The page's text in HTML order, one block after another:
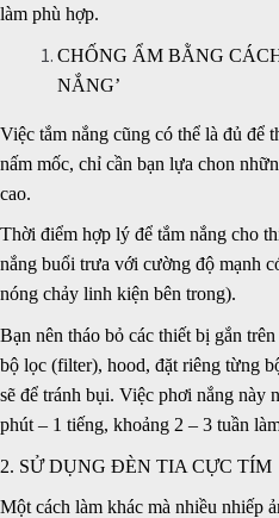
làm phù hợp.
CHỐNG ẨM BẰNG
NẮNG’
Việc tắm nắng cũng có thể là đủ để
nấm mốc, chỉ cần bạn lựa chon
cao.
Thời điểm hợp lý để tắm nắng cho
nắng buổi trưa với cường độ mạnh
nóng chảy linh kiện bên trong).
Bạn nên tháo bỏ các thiết bị gắn
bộ lọc (filter), hood, đặt riêng từng
sẽ để tránh bụi. Việc phơi nắng này
phút – 1 tiếng, khoảng 2 – 3 tuần
2. SỬ DỤNG ĐÈN TIA CỰC TÍM
Một cách làm khác mà nhiều nhiếp